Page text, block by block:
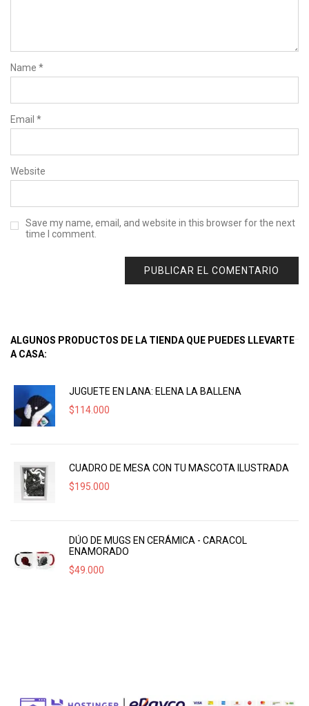
Name *
Email *
Website
Save my name, email, and website in this browser for the next
time I comment.
ALGUNOS PRODUCTOS DE LA TIENDA QUE PUEDES LLEVARTE
A CASA:
JUGUETE EN LANA: ELENA LA BALLENA
$114.000
CUADRO DE MESA CON TU MASCOTA ILUSTRADA
$195.000
DÚO DE MUGS EN CERÁMICA - CARACOL
ENAMORADO
$49.000